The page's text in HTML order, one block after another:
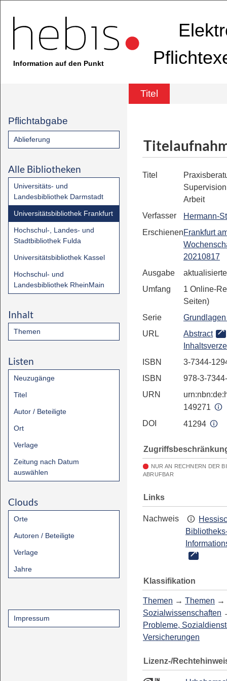
Information auf den Punkt
Titel
Pflichtabgabe
Ablieferung
Alle Bibliotheken
Universitäts- und
Landesbibliothek Darmstadt
Universitätsbibliothek Frankfurt
Hochschul-, Landes- und
Stadtbibliothek Fulda
Universitätsbibliothek Kassel
Hochschul- und
Landesbibliothek RheinMain
Inhalt
Themen
Listen
Neuzugänge
Titel
Autor / Beteiligte
Ort
Verlage
Zeitung nach Datum
auswählen
Clouds
Orte
Autoren / Beteiligte
Verlage
Jahre
Impressum
Titel
Arbeit
Verfasser
Hermann-
ErschienenFrankfurt
20210817
Ausgabe
Umfang
1 Online-
Seiten)
Serie
URL
Abstract
ISBN
3-7344-
ISBN
978-3-
URN
149271
DOI
41294
NUR AN RECHNERN DER
ABRUFBAR
Links
Nachweis
Klassifikation
Themen → Themen →
Sozialwissenschaften
Probleme,
Versicherungen
Lizenz-/